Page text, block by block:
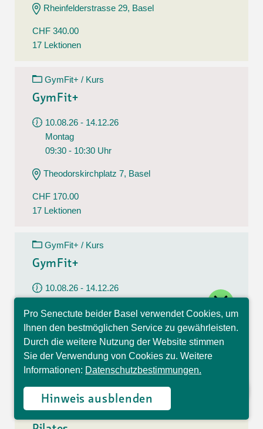
Rheinfelderstrasse 29, Basel
CHF 340.00
17 Lektionen
GymFit+ / Kurs
GymFit+
10.08.26 - 14.12.26
Montag
09:30 - 10:30 Uhr
Theodorskirchplatz 7, Basel
CHF 170.00
17 Lektionen
GymFit+ / Kurs
GymFit+
10.08.26 - 14.12.26
09:30 - 10:30 Uhr
Belchenstrasse 15, Basel
CHF 170.00
17 Lektionen
Pilates / Kurs
Pro Senectute beider Basel verwendet Cookies, um
Ihnen den bestmöglichen Service zu gewährleisten.
Durch die weitere Nutzung der Website stimmen
Sie der Verwendung von Cookies zu. Weitere
Informationen: Datenschutzbestimmungen.
Hinweis ausblenden
Hallo, ich bin Sophia und
beantworte gerne Ihre
Fragen.
close